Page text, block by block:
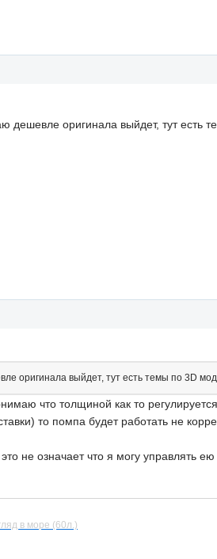
дешевле оригинала выйдет, тут есть
оригинала выйдет, тут есть темы по 3D
что толщиной как то
то помпа будет работать не
не означает что я могу управлять
в море (60л.)